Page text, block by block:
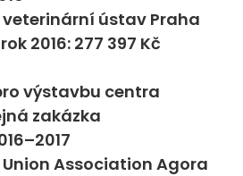
ústav Praha
2016: 277 397 Kč
výstavbu centra
zakázka
Association Agora